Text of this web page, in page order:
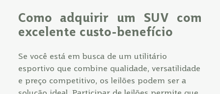
Como adquirir um SUV com
excelente custo-benefício
Se você está em busca de um utilitário
esportivo que combine qualidade, versatilidade
e preço competitivo, os leilões podem ser a